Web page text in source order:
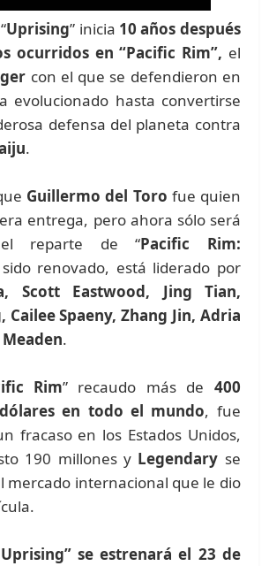
Uprising” inicia 10 años después
ocurridos en “Pacific Rim”, el
con el que se defendieron en
evolucionado hasta convertirse
defensa del planeta contra
.
Guillermo del Toro fue quien
entrega, pero ahora sólo será
reparte de “Pacific Rim:
renovado, está liderado por
Scott Eastwood, Jing Tian,
Cailee Spaeny, Zhang Jin, Adria
.
Rim” recaudo más de 400
en todo el mundo, fue
fracaso en los Estados Unidos,
190 millones y Legendary se
mercado internacional que le dio
se estrenará el 23 de